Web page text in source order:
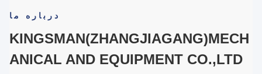
درباره ما
KINGSMAN(ZHANGJIAGANG)MECH
ANICAL AND EQUIPMENT CO.,LTD